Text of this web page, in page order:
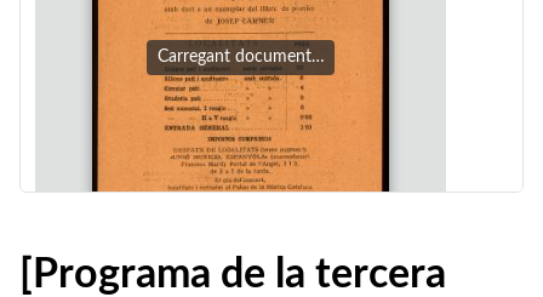
Carregant document…
[Programa de la tercera